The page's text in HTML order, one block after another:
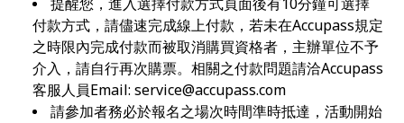
付款方式，請儘速完成線上付款，若未在Accupass規定
之時限內完成付款而被取消購買資格者，主辦單位不予
介入，請自行再次購票。相關之付款問題請洽Accupass
客服人員Email:service@accupass.com
請參加者務必於報名之場次時間準時抵達，活動開始